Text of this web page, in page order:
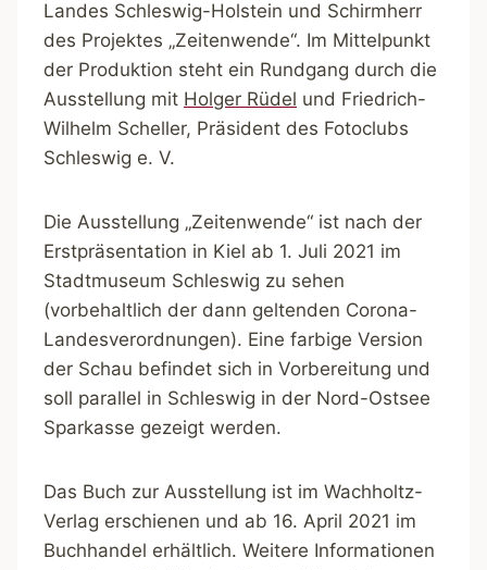
Landes Schleswig-Holstein und Schirmherr
des Projektes „Zeitenwende“. Im Mittelpunkt
der Produktion steht ein Rundgang durch die
Ausstellung mit Holger Rüdel und Friedrich-
Wilhelm Scheller, Präsident des Fotoclubs
Schleswig e. V.
Die Ausstellung „Zeitenwende“ ist nach der
Erstpräsentation in Kiel ab 1. Juli 2021 im
Stadtmuseum Schleswig zu sehen
(vorbehaltlich der dann geltenden Corona-
Landesverordnungen). Eine farbige Version
der Schau befindet sich in Vorbereitung und
soll parallel in Schleswig in der Nord-Ostsee
Sparkasse gezeigt werden.
Das Buch zur Ausstellung ist im Wachholtz-
Verlag erschienen und ab 16. April 2021 im
Buchhandel erhältlich. Weitere Informationen